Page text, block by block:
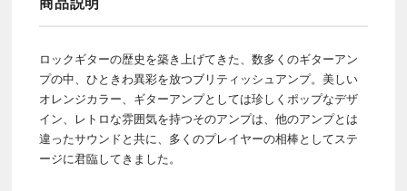
商品説明
ロックギターの歴史を築き上げてきた、数多くのギターアン
プの中、ひときわ異彩を放つブリティッシュアンプ。美しい
オレンジカラー、ギターアンプとしては珍しくポップなデザ
イン、レトロな雰囲気を持つそのアンプは、他のアンプとは
違ったサウンドと共に、多くのプレイヤーの相棒としてステ
ージに君臨してきました。